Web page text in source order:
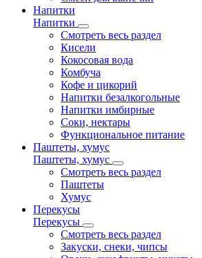
Напитки
Напитки
Смотреть весь раздел
Кисели
Кокосовая вода
Комбуча
Кофе и цикорий
Напитки безалкогольные
Напитки имбирные
Соки, нектары
Функциональное питание
Паштеты, хумус
Паштеты, хумус
Смотреть весь раздел
Паштеты
Хумус
Перекусы
Перекусы
Смотреть весь раздел
Закуски, снеки, чипсы